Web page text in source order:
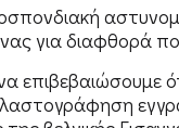
για διαφθορά
επιβεβαιώσουμε